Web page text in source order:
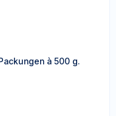
à 500 g.